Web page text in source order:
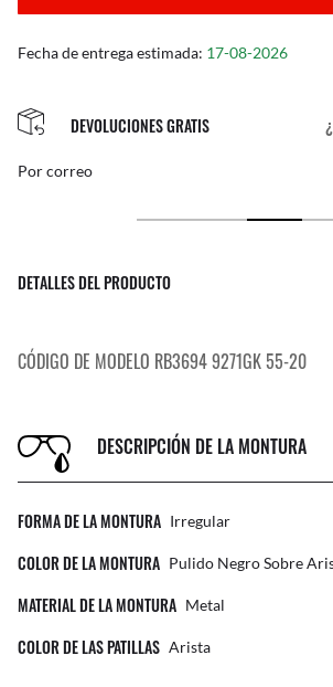
Fecha de entrega estimada: 17-08-2026
DEVOLUCIONES GRATIS
Por correo
DETALLES DEL PRODUCTO
CÓDIGO DE MODELO RB3694 9271GK 55-20
DESCRIPCIÓN DE LA MONTURA
FORMA DE LA MONTURA Irregular
COLOR DE LA MONTURA Pulido Negro Sobre
MATERIAL DE LA MONTURA Metal
COLOR DE LAS PATILLAS Arista